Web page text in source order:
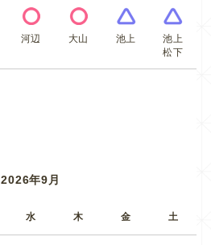
河辺 大山 池上
池上
松下
2026年9月
水 木 金 土